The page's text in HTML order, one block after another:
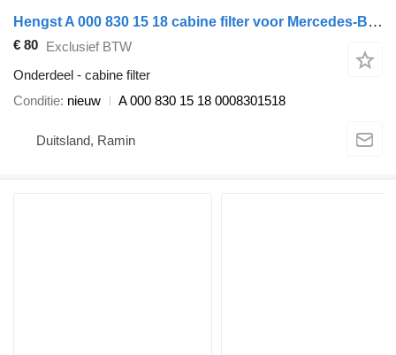
Hengst A 000 830 15 18 cabine filter voor Mercedes-Benz ACTROS MP1 MP2 MP3 vrachtwagen
€ 80 Exclusief BTW
Onderdeel - cabine filter
Conditie nieuw A 000 830 15 18 0008301518
Duitsland, Ramin